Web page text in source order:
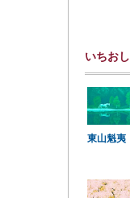
いちおし
東山魁夷